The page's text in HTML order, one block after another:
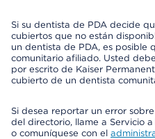
Si su dentista de PDA decide
cubiertos que no están
un dentista de PDA, es posible
comunitario afiliado. Usted
por escrito de Kaiser
cubierto de un dentista
Si desea reportar un error
del directorio, llame a Servicio
o comuníquese con el